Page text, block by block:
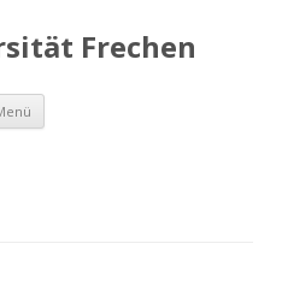
Frechen
Zum
springen